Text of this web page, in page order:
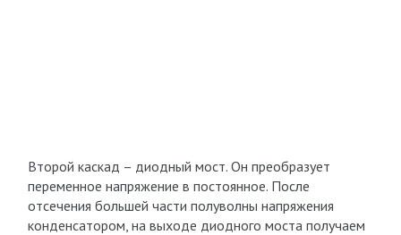
Второй каскад – диодный мост. Он преобразует
переменное напряжение в постоянное. После
отсечения большей части полуволны напряжения
конденсатором, на выходе диодного моста получаем